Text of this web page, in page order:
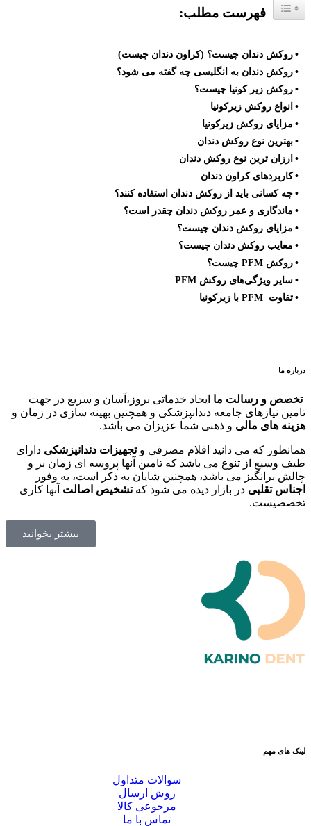
فهرست مطلب:
روکش دندان چیست؟ (کراون دندان چیست)
روکش دندان به انگلیسی چه گفته می شود؟
روکش زیر کونیا چیست؟
انواع روکش زیرکونیا
مزایای روکش زیرکونیا
بهترین نوع روکش دندان
ارزان ترین نوع روکش دندان
کاربردهای کراون دندان
چه کسانی باید از روکش دندان استفاده کنند؟
ماندگاری و عمر روکش دندان چقدر است؟
مزایای روکش دندان چیست؟
معایب روکش دندان چیست؟
روکش PFM چیست؟
سایر ویژگی‌های روکش PFM
تفاوت PFM با زیرکونیا
درباره ما
تخصص و رسالت ما ایجاد خدماتی بروز،آسان و سریع در جهت
تامین نیازهای جامعه دندانپزشکی و همچنین بهینه سازی در زمان و
هزینه های مالی و ذهنی شما عزیزان می باشد.
همانطور که می دانید اقلام مصرفی وتجهیزات دندانپزشکی دارای
طیف وسیع از تنوع می باشد که تامین آنها پروسه ای زمان بر و
چالش برانگیز می باشد، همچنین شایان به ذکر است، به وفور
اجناس تقلبی در بازار دیده می شود کهتشخیص اصالت آنها کاری
تخصصیست.
بیشتر بخوانید
لینک های مهم
سوالات متداول
روش ارسال
مرجوعی کالا
تماس با ما